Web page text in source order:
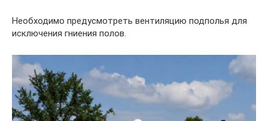
Необходимо предусмотреть вентиляцию подполья для
исключения гниения полов.